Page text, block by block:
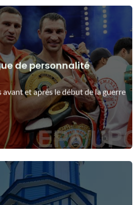
de personnalité
avant et après le début de la guerre
et après le début de la guerre
Voir les détails